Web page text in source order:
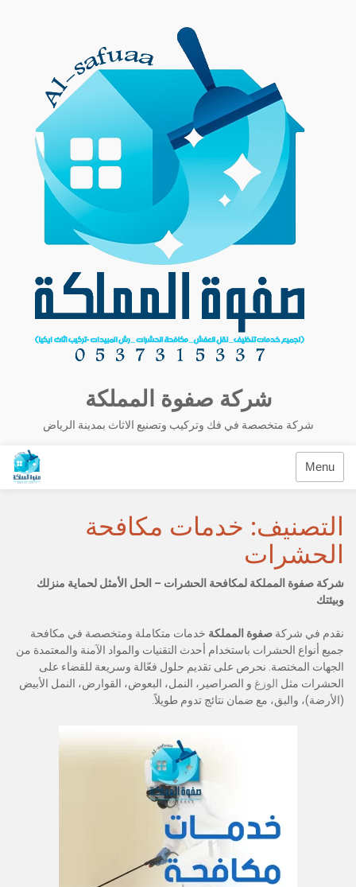
شركة صفوة المملكة
شركة متخصصة في فك وتركيب وتصنيع الاثاث بمدينة الرياض
Menu
التصنيف: خدمات مكافحة
الحشرات
شركة صفوة المملكة لمكافحة الحشرات – الحل الأمثل لحماية منزلك
وبيئتك
نقدم في شركة صفوة المملكة خدمات متكاملة ومتخصصة في مكافحة
جميع أنواع الحشرات باستخدام أحدث التقنيات والمواد الآمنة والمعتمدة من
الجهات المختصة. نحرص على تقديم حلول فعّالة وسريعة للقضاء على
الحشرات مثل الوزغ و الصراصير، النمل، البعوض، القوارض، النمل الأبيض
(الأرضة)، والبق، مع ضمان نتائج تدوم طويلاً.